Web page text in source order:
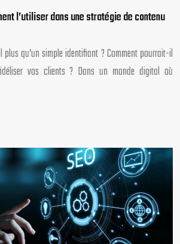
l’utiliser dans une stratégie de contenu
qu’un simple identifiant ? Comment pourrait-il
vos clients ? Dans un monde digital où